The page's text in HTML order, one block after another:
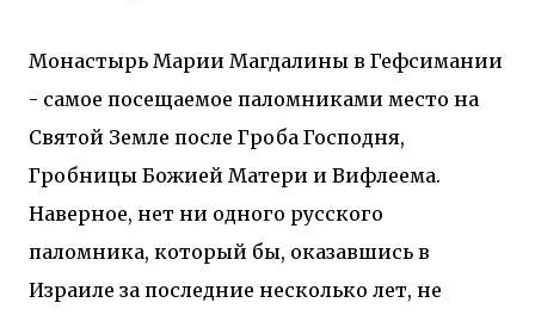
Монастырь Марии Магдалины в Гефсимании
- самое посещаемое паломниками место на
Святой Земле после Гроба Господня,
Гробницы Божией Матери и Вифлеема.
Наверное, нет ни одного русского
паломника, который бы, оказавшись в
Израиле за последние несколько лет, не